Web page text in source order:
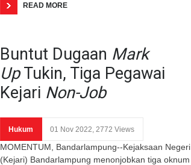
READ MORE
Buntut Dugaan Mark
UpTukin, Tiga Pegawai
Kejari Non-Job
Hukum 01 Nov 2022, 2772 Views
MOMENTUM, Bandarlampung--Kejaksaan Negeri
(Kejari) Bandarlampung menonjobkan tiga oknum